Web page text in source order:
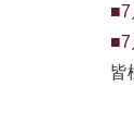
■7
■7
皆